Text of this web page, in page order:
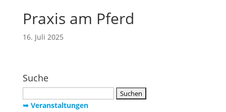
Praxis am Pferd
16. Juli 2025
Suche
nach:
➥ Veranstaltungen